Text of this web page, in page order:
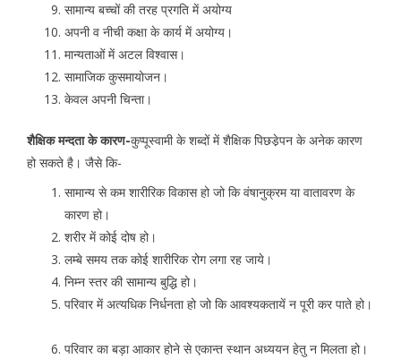
सामान्य बच्चों की तरह प्रगति में अयोग्य
अपनी व नीची कक्षा के कार्य में अयोग्य।
मान्यताओं में अटल विश्वास।
सामाजिक कुसमायोजन।
केवल अपनी चिन्ता।
शैक्षिक मन्दता के कारण-कुप्पूस्वामी के शब्दों में शैक्षिक पिछडे़पन के अनेक कारण
हो सकते है। जैसे कि-
सामान्य से कम शारीरिक विकास हो जो कि वंषानुक्रम या वातावरण के
कारण हो।
शरीर में कोई दोष हो।
लम्बे समय तक कोई शारीरिक रोग लगा रह जाये।
निम्न स्तर की सामान्य बुद्धि हो।
परिवार में अत्यधिक निर्धनता हो जो कि आवश्यकतायें न पूरी कर पाते हो।
परिवार का बड़ा आकार होने से एकान्त स्थान अध्ययन हेतु न मिलता हो।